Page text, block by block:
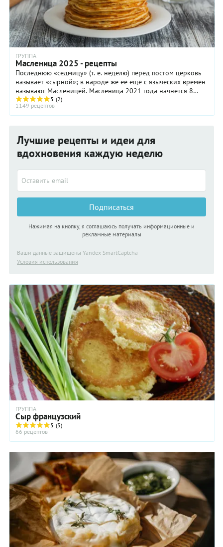
ГРУППА
Масленица 2025 - рецепты
Последнюю «седмицу» (т. е. неделю) перед постом церковь
называет «сырной»; в народе же её ещё с языческих времён
называют Масленицей. Масленица 2021 года начнется 8
марта, а закончится 14 марта.
5 (2)
1149 рецептов
Лучшие рецепты и идеи для
вдохновения каждую неделю
Подписаться
Нажимая на кнопку, я соглашаюсь получать информационные и
рекламные материалы
Ваши данные защищены Yandex SmartCaptcha
Условия использования
ГРУППА
Сыр французский
5 (5)
66 рецептов